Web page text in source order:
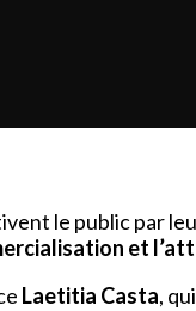
le public par
et
Laetitia Casta,